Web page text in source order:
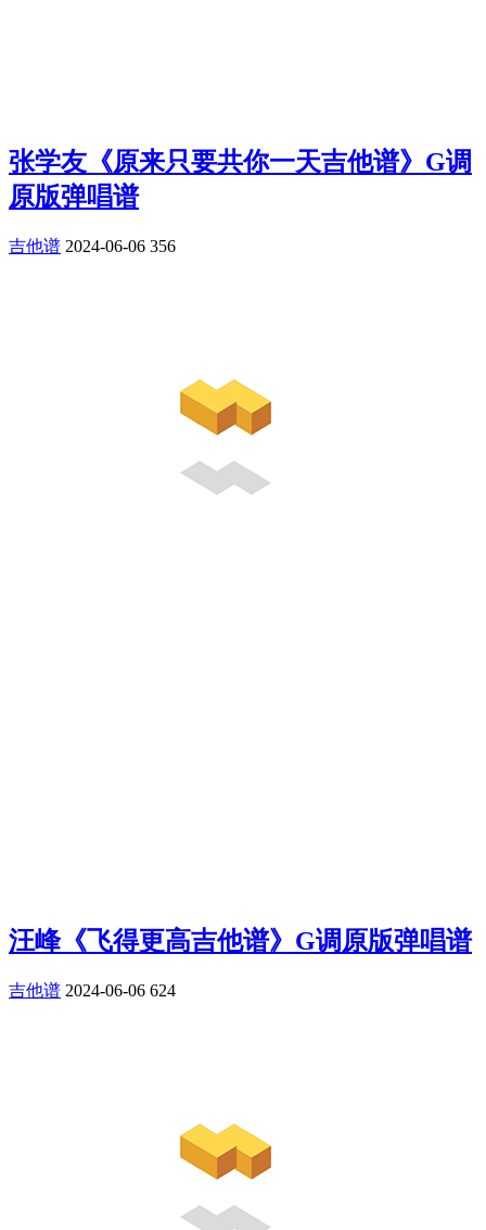
张学友《原来只要共你一天吉他谱》G调
原版弹唱谱
吉他谱 2024-06-06 356
汪峰《飞得更高吉他谱》G调原版弹唱谱
吉他谱 2024-06-06 624